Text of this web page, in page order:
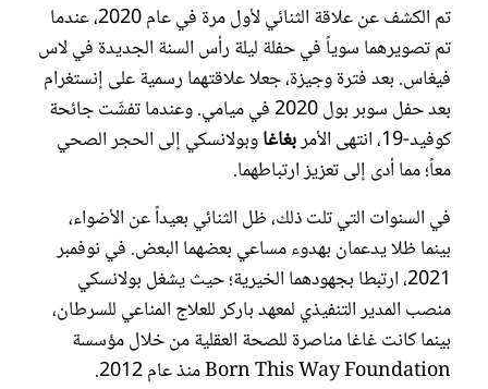
تم الكشف عن علاقة الثنائي لأول مرة في عام 2020، عندما
تم تصويرهما سوياً في حفلة ليلة رأس السنة الجديدة في لاس
فيغاس. بعد فترة وجيزة، جعلا علاقتهما رسمية على إنستغرام
بعد حفل سوبر بول 2020 في ميامي. وعندما تفشّت جائحة
كوفيد-19، انتهى الأمر
بغاغاوبولانسكي إلى الحجر الصحي
معاً؛ مما أدى إلى تعزيز ارتباطهما.
في السنوات التي تلت ذلك، ظل الثنائي بعيداً عن الأضواء،
بينما ظلا يدعمان بهدوء مساعي بعضهما البعض. في نوفمبر
2021، ارتبطا بجهودهما الخيرية؛ حيث يشغل بولانسكي
منصب المدير التنفيذي لمعهد باركر للعلاج المناعي للسرطان،
بينما كانت غاغا مناصرة للصحة العقلية من خلال مؤسسة
Born This Way Foundation منذ عام 2012.